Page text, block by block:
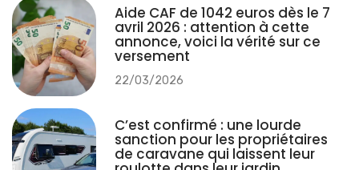
Aide CAF de 1042 euros dès le 7
avril 2026 : attention à cette
annonce, voici la vérité sur ce
versement
22/03/2026
C’est confirmé : une lourde
sanction pour les propriétaires
de caravane qui laissent leur